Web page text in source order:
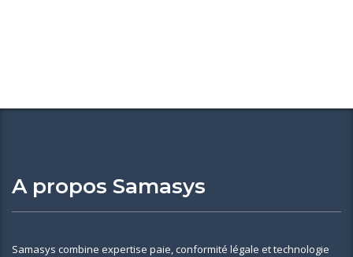
A propos Samasys
Samasys combine expertise paie, conformité légale et technologie